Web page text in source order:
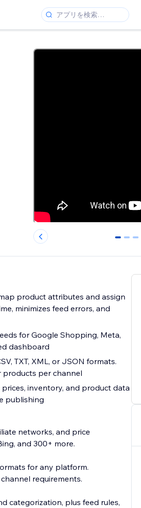
0 1 2
product attributes and assign
minimizes feed errors, and
for Google Shopping, Meta,
dashboard
TXT, XML, or JSON formats.
products per channel
inventory, and product data
publishing
networks, and price
and 300+ more.
for any platform.
requirements.
categorization, plus feed rules,